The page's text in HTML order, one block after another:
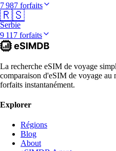
7 987 forfaits
🇷🇸
Serbie
9 117 forfaits
La recherche eSIM de voyage
comparaison d'eSIM de voyage au
forfaits instantanément.
Explorer
Régions
Blog
About